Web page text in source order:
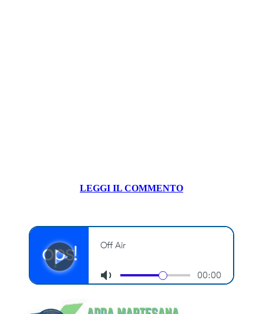
LEGGI IL COMMENTO